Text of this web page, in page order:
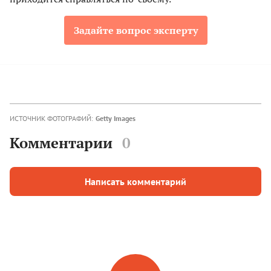
Задайте вопрос эксперту
ИСТОЧНИК ФОТОГРАФИЙ: Getty Images
Комментарии 0
Написать комментарий